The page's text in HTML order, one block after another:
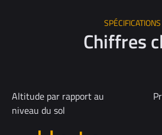
SPÉCIFICATIONS
Chiffres
Altitude par rapport au
niveau du sol